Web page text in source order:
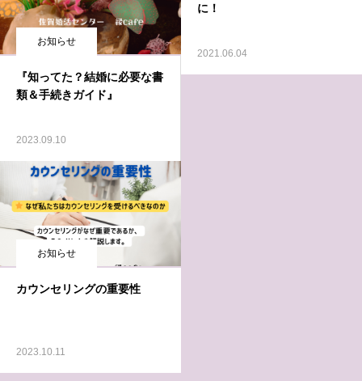
お知らせ
『知ってた？結婚に必要な書
類＆手続きガイド』
2023.09.10
に！
2021.06.04
お知らせ
カウンセリングの重要性
2023.10.11